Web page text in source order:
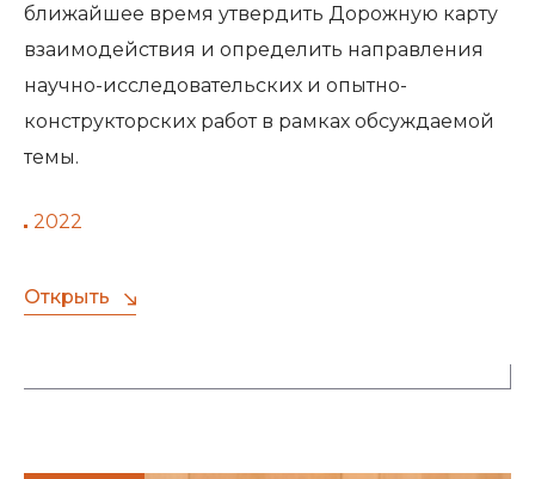
ближайшее время утвердить Дорожную карту
взаимодействия и определить направления
научно-исследовательских и опытно-
конструкторских работ в рамках обсуждаемой
темы.
2022
Открыть